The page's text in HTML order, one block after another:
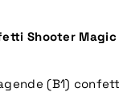
Shooter Magic
(B1)